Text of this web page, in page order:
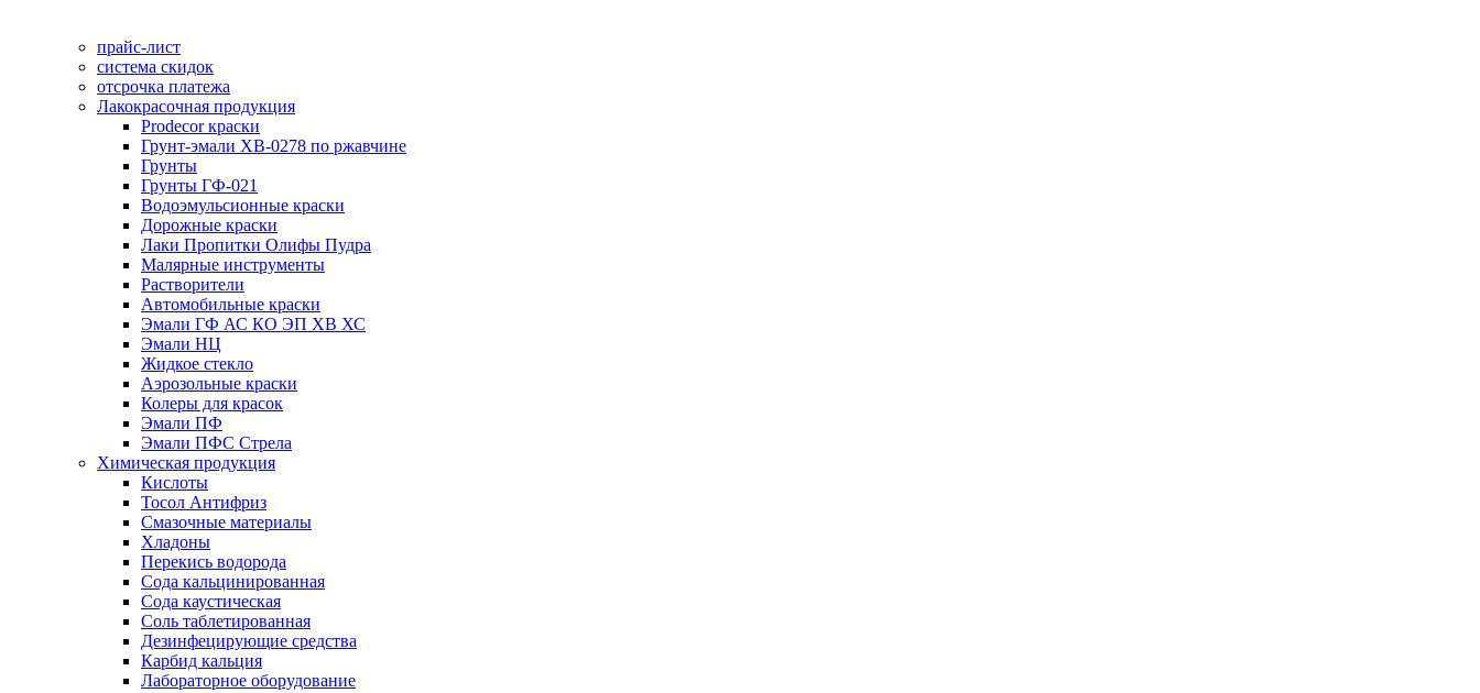
прайс-лист
система скидок
отсрочка платежа
Лакокрасочная продукция
Prodecor краски
Грунт-эмали ХВ-0278 по ржавчине
Грунты
Грунты ГФ-021
Водоэмульсионные краски
Дорожные краски
Лаки Пропитки Олифы Пудра
Малярные инструменты
Растворители
Автомобильные краски
Эмали ГФ АС КО ЭП ХВ ХС
Эмали НЦ
Жидкое стекло
Аэрозольные краски
Колеры для красок
Эмали ПФ
Эмали ПФС Стрела
Химическая продукция
Кислоты
Тосол Антифриз
Смазочные материалы
Хладоны
Перекись водорода
Сода кальцинированная
Сода каустическая
Соль таблетированная
Дезинфецирующие средства
Карбид кальция
Лабораторное оборудование